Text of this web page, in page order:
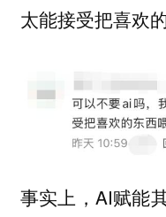
太能接受把喜欢
事实上，AI赋能